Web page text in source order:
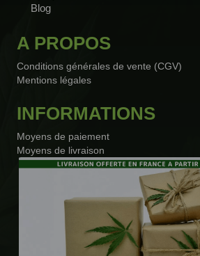
Blog
A PROPOS
Conditions générales de vente (CGV)
Mentions légales
INFORMATIONS
Moyens de paiement
Moyens de livraison